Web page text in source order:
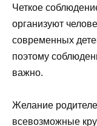
Четкое
организуют
современных
поэтому
важно.
Желание
всевозможные